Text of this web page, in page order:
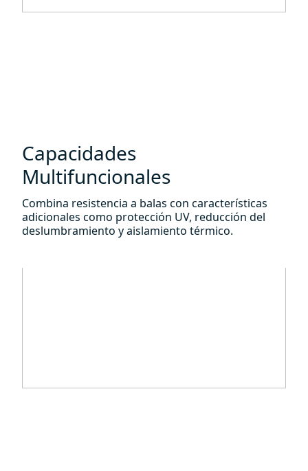
Capacidades
Multifuncionales
Combina resistencia a balas con características
adicionales como protección UV, reducción del
deslumbramiento y aislamiento térmico.